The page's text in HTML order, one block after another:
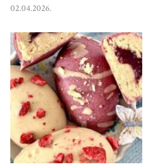
02.04.2026.